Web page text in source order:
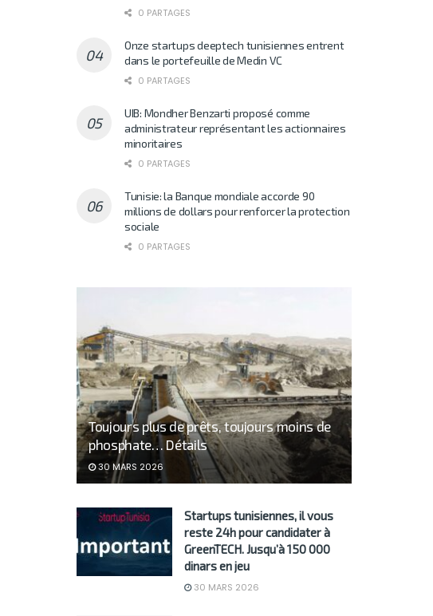
0 PARTAGES
Onze startups deeptech tunisiennes entrent
dans le portefeuille de Medin VC
0 PARTAGES
UIB: Mondher Benzarti proposé comme
administrateur représentant les actionnaires
minoritaires
0 PARTAGES
Tunisie: la Banque mondiale accorde 90
millions de dollars pour renforcer la protection
sociale
0 PARTAGES
Toujours plus de prêts, toujours moins de
phosphate… Détails
30 MARS 2026
Startups tunisiennes, il vous
reste 24h pour candidater à
GreenTECH. Jusqu’à 150 000
dinars en jeu
30 MARS 2026